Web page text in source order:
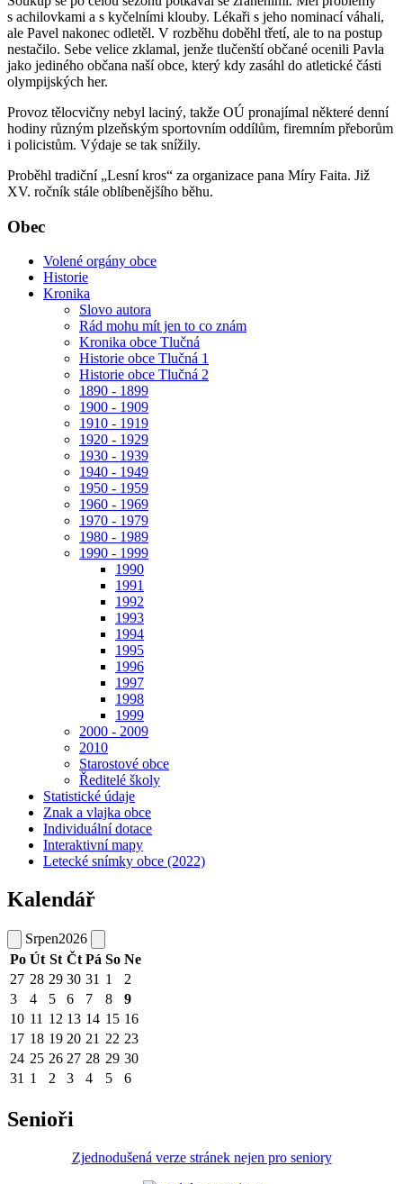
s achilovkami a s kyčelními klouby. Lékaři s jeho nominací váhali,
ale Pavel nakonec odletěl. V rozběhu doběhl třetí, ale to na postup
nestačilo. Sebe velice zklamal, jenže tlučenští občané ocenili Pavla
jako jediného občana naší obce, který kdy zasáhl do atletické části
olympijských her.
Provoz tělocvičny nebyl laciný, takže OÚ pronajímal některé denní
hodiny různým plzeňským sportovním oddílům, firemním přeborům
i policistům. Výdaje se tak snížily.
Proběhl tradiční „Lesní kros“ za organizace pana Míry Faita. Již
XV. ročník stále oblíbenějšího běhu.
Obec
Volené orgány obce
Historie
Kronika
Slovo autora
Rád mohu mít jen to co znám
Kronika obce Tlučná
Historie obce Tlučná 1
Historie obce Tlučná 2
1890 - 1899
1900 - 1909
1910 - 1919
1920 - 1929
1930 - 1939
1940 - 1949
1950 - 1959
1960 - 1969
1970 - 1979
1980 - 1989
1990 - 1999
1990
1991
1992
1993
1994
1995
1996
1997
1998
1999
2000 - 2009
2010
Starostové obce
Ředitelé školy
Statistické údaje
Znak a vlajka obce
Individuální dotace
Interaktivní mapy
Letecké snímky obce (2022)
Kalendář
Srpen2026
Po Út St Čt Pá So Ne
27 28 29 30 31 1
2
3
4 5 6 7 8
9
10 11 12 13 14 15 16
17 18 19 20 21 22 23
24 25 26 27 28 29 30
31 1 2 3 4 5 6
Senioři
Zjednodušená verze stránek nejen pro seniory